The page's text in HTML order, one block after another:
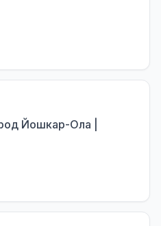
Йошкар-Ола |